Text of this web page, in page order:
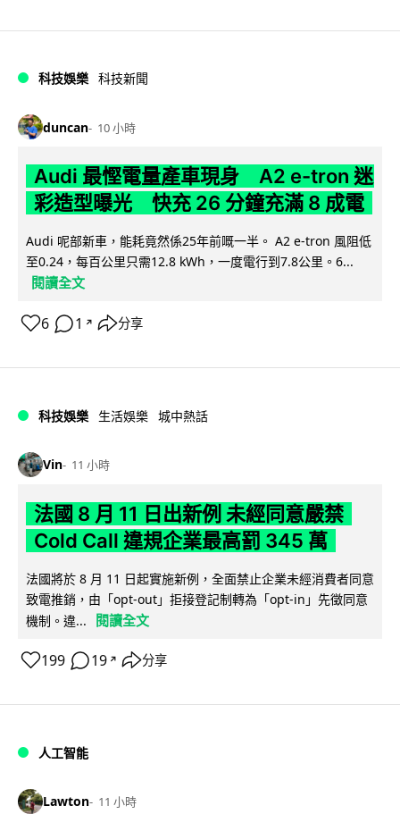
科技娛樂 科技新聞
duncan 10 小時
Audi 最慳電量產車現身 A2 e-tron 迷
彩造型曝光 快充 26 分鐘充滿 8 成電
Audi 呢部新車，能耗竟然係25年前嘅一半。 A2 e-tron 風阻低
至0.24，每百公里只需12.8 kWh，一度電行到7.8公里。6...
閱讀全文
6 1 ↗ 分享
科技娛樂 生活娛樂 城中熱話
Vin 11 小時
法國 8 月 11 日出新例 未經同意嚴禁
Cold Call 違規企業最高罰 345 萬
法國將於 8 月 11 日起實施新例，全面禁止企業未經消費者同意
致電推銷，由「opt-out」拒接登記制轉為「opt-in」先徵同意
機制。違...
閱讀全文
199 19 ↗ 分享
人工智能
Lawton 11 小時